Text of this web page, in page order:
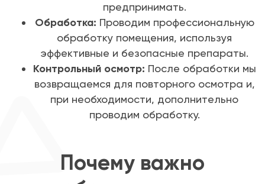
предпринимать.
Обработка: Проводим профессиональную
обработку помещения, используя
эффективные и безопасные препараты.
Контрольный осмотр: После обработки мы
возвращаемся для повторного осмотра и,
при необходимости, дополнительно
проводим обработку.
Почему важно